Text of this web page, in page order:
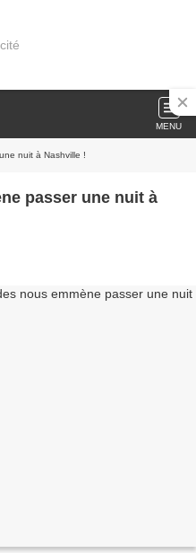
MENU
nuit à Nashville !
passer une nuit à